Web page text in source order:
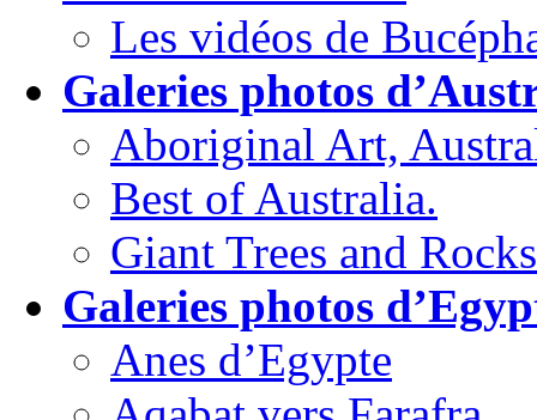
Les vidéos de
Galeries photos
Aboriginal Art,
Best of Australia.
Giant Trees and
Galeries photos
Anes d’Egypte